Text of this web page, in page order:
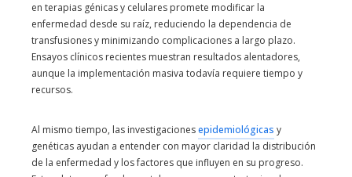
en terapias génicas y celulares promete modificar la
enfermedad desde su raíz, reduciendo la dependencia de
transfusiones y minimizando complicaciones a largo plazo.
Ensayos clínicos recientes muestran resultados alentadores,
aunque la implementación masiva todavía requiere tiempo y
recursos.
Al mismo tiempo, las investigacionesepidemiológicas y
genéticas ayudan a entender con mayor claridad la distribución
de la enfermedad y los factores que influyen en su progreso.